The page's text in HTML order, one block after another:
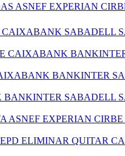
ASNEF EXPERIAN
SABADELL
CAIXABANK
BANKINTER
SABADELL
EXPERIAN
ELIMINAR QUITAR